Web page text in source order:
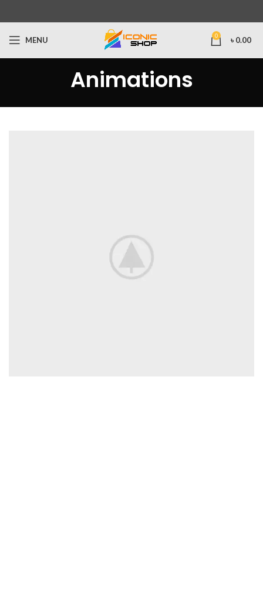
MENU 0 ৳ 0.00
Animations